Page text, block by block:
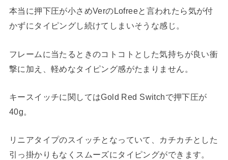
本当に押下圧が小さめVerのLofreeと言われたら気が付
かずにタイピングし続けてしまいそうな感じ。
フレームに当たるときのコトコトとした気持ちが良い衝
撃に加え、軽めなタイピング感がたまりません。
キースイッチに関してはGold Red Switchで押下圧が
40g。
リニアタイプのスイッチとなっていて、カチカチとした
引っ掛かりもなくスムーズにタイピングができます。